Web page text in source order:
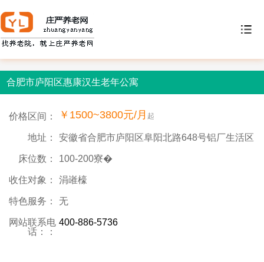
合肥市庐阳区惠康汉生老年公寓
价格区间： ￥1500~3800元/月 起
地址： 安徽省合肥市庐阳区阜阳北路648号铝厂生活区
床位数： 100-200寮�
收住对象： 涓嶉檺
特色服务： 无
网站联系电
话：：
400-886-5736